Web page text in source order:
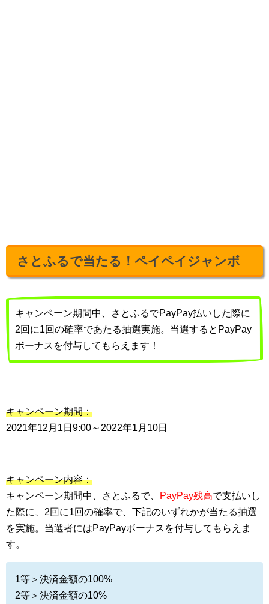
さとふるで当たる！ペイペイジャンボ
キャンペーン期間中、さとふるでPayPay払いした際に
2回に1回の確率であたる抽選実施。当選するとPayPay
ボーナスを付与してもらえます！
キャンペーン期間：
2021年12月1日9:00～2022年1月10日
キャンペーン内容：
キャンペーン期間中、さとふるで、
PayPay残高で支払いし
た際に、2回に1回の確率で、下記のいずれかが当たる抽選
を実施。当選者にはPayPayボーナスを付与してもらえま
す。
1等＞決済金額の100%
2等＞決済金額の10%